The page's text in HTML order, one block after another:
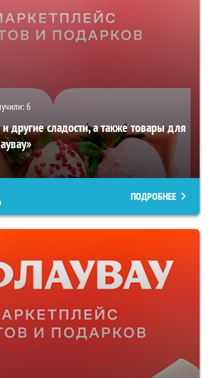
6
другие сладости, а также товары для
ПОДРОБНЕЕ